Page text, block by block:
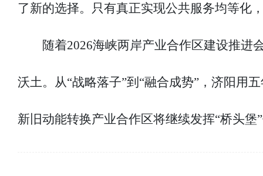
了新的选择。只有真正实现公共服务均等化
随着2026海峡两岸产业合作区建设推进
沃土。从“战略落子”到“融合成势”，济阳用
新旧动能转换产业合作区将继续发挥“桥头